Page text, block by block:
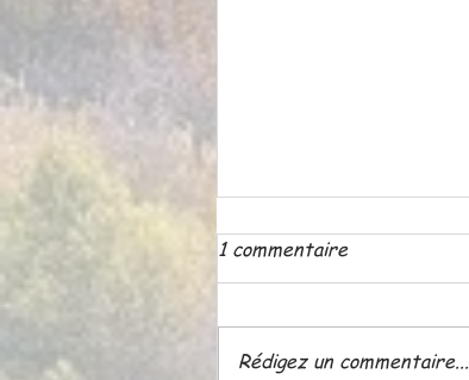
1 commentaire
Rédigez un commentaire...